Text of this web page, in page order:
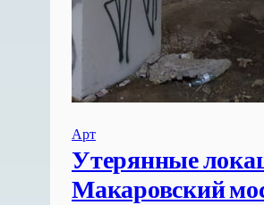
Арт
Утерянные
Макаровский